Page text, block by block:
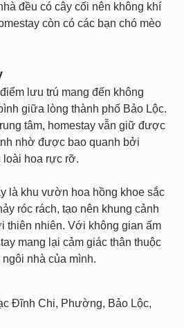
đều có cây cối nên không khí
còn có các bạn chó mèo
lưu trú mang đến không
giữa lòng thành phố Bảo Lộc.
tâm, homestay vẫn giữ được
nhờ được bao quanh bởi
loài hoa rực rỡ.
là khu vườn hoa hồng khoe sắc
róc rách, tạo nên khung cảnh
thiên nhiên. Với không gian ấm
mang lại cảm giác thân thuộc
nhà của mình.
Đĩnh Chi, Phường, Bảo Lộc,